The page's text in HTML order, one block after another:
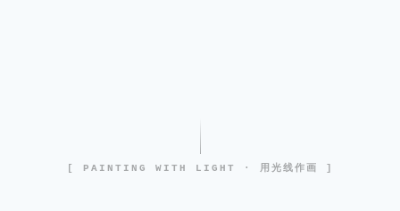
[ PAINTING WITH LIGHT · 用光线作画 ]